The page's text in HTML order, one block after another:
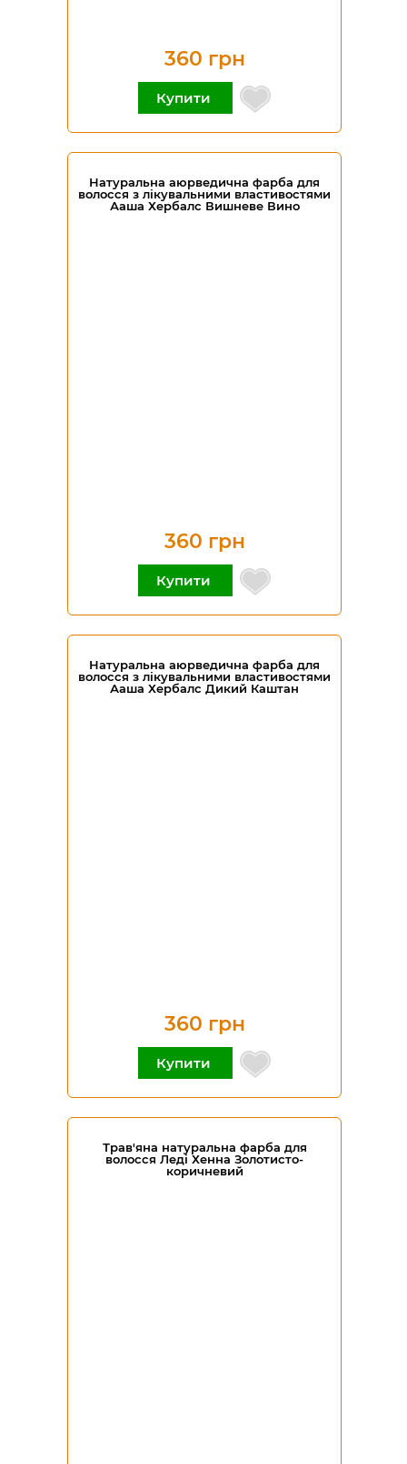
360 грн
Купити
Натуральна аюрведична фарба для
волосся з лікувальними властивостями
Ааша Хербалс Вишневе Вино
360 грн
Купити
Натуральна аюрведична фарба для
волосся з лікувальними властивостями
Ааша Хербалс Дикий Каштан
360 грн
Купити
Трав'яна натуральна фарба для
волосся Леді Хенна Золотисто-
коричневий